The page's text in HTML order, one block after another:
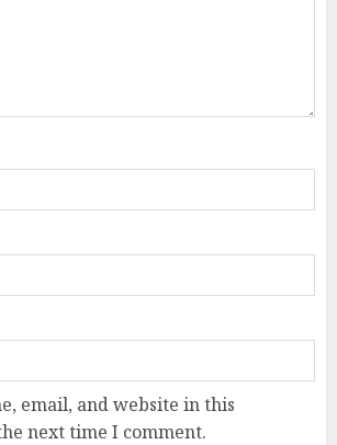
email, and website in this
next time I comment.